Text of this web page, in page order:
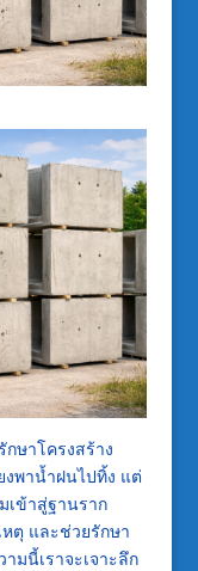
ษาโครงสร้าง
งพาน้ำฝนไปทิ้ง แต่
เข้าสู่ฐานราก
หตุ และช่วยรักษา
มนี้เราจะเจาะลึก